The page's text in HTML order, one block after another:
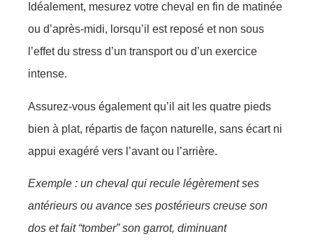
Idéalement, mesurez votre cheval en fin de matinée
ou d’après-midi, lorsqu’il est reposé et non sous
l’effet du stress d’un transport ou d’un exercice
intense.
Assurez-vous également qu’il ait les quatre pieds
bien à plat, répartis de façon naturelle, sans écart ni
appui exagéré vers l’avant ou l’arrière.
Exemple : un cheval qui recule légèrement ses
antérieurs ou avance ses postérieurs creuse son
dos et fait “tomber” son garrot, diminuant